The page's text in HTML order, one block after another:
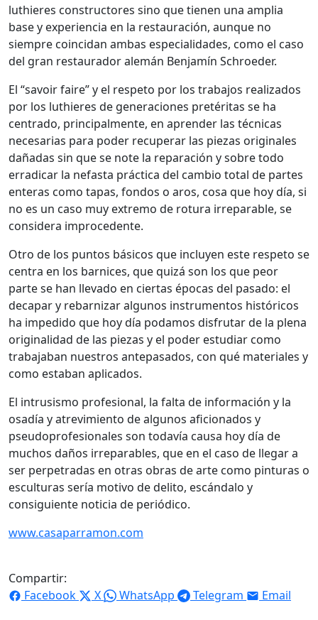
luthieres constructores sino que tienen una amplia
base y experiencia en la restauración, aunque no
siempre coincidan ambas especialidades, como el caso
del gran restaurador alemán Benjamín Schroeder.
El “savoir faire” y el respeto por los trabajos realizados
por los luthieres de generaciones pretéritas se ha
centrado, principalmente, en aprender las técnicas
necesarias para poder recuperar las piezas originales
dañadas sin que se note la reparación y sobre todo
erradicar la nefasta práctica del cambio total de partes
enteras como tapas, fondos o aros, cosa que hoy día, si
no es un caso muy extremo de rotura irreparable, se
considera improcedente.
Otro de los puntos básicos que incluyen este respeto se
centra en los barnices, que quizá son los que peor
parte se han llevado en ciertas épocas del pasado: el
decapar y rebarnizar algunos instrumentos históricos
ha impedido que hoy día podamos disfrutar de la plena
originalidad de las piezas y el poder estudiar como
trabajaban nuestros antepasados, con qué materiales y
como estaban aplicados.
El intrusismo profesional, la falta de información y la
osadía y atrevimiento de algunos aficionados y
pseudoprofesionales son todavía causa hoy día de
muchos daños irreparables, que en el caso de llegar a
ser perpetradas en otras obras de arte como pinturas o
esculturas sería motivo de delito, escándalo y
consiguiente noticia de periódico.
www.casaparramon.com
Compartir:
Facebook
X WhatsApp Telegram Email